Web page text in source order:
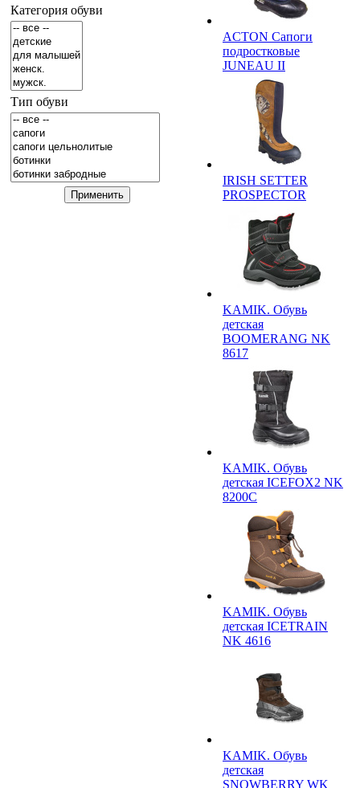
Категория обуви
Тип обуви
ACTON Сапоги
подростковые
JUNEAU II
IRISH SETTER
PROSPEСTOR
KAMIK. Обувь
детская
BOOMERANG NK
8617
KAMIK. Обувь
детская ICEFOX2 NK
8200C
KAMIK. Обувь
детская ICETRAIN
NK 4616
KAMIK. Обувь
детская
SNOWBERRY WK